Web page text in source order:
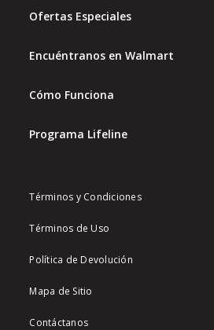
Ofertas Especiales
Encuéntranos en Walmart
Cómo Funciona
Programa Lifeline
Términos y Condiciones
Términos de Uso
Política de Devolución
Mapa de Sitio
Contáctanos